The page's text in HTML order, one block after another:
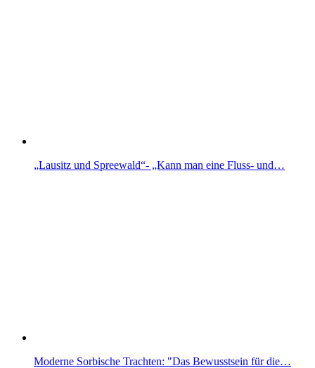
„Lausitz und Spreewald“- „Kann man eine Fluss- und…
Moderne Sorbische Trachten: "Das Bewusstsein für die…